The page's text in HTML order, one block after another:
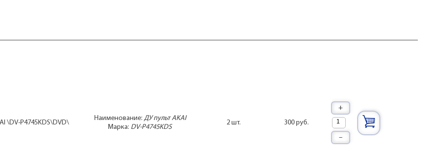
\DV-P4745KDS\DVD\
Наименование: ДУ пульт AKAI
Марка: DV-P4745KDS
2 шт. 300 руб.
+
–